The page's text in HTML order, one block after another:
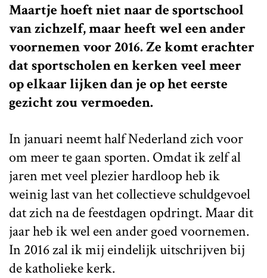
Maartje hoeft niet naar de sportschool
van zichzelf, maar heeft wel een ander
voornemen voor 2016. Ze komt erachter
dat sportscholen en kerken veel meer
op elkaar lijken dan je op het eerste
gezicht zou vermoeden.
In januari neemt half Nederland zich voor
om meer te gaan sporten. Omdat ik zelf al
jaren met veel plezier hardloop heb ik
weinig last van het collectieve schuldgevoel
dat zich na de feestdagen opdringt. Maar dit
jaar heb ik wel een ander goed voornemen.
In 2016 zal ik mij eindelijk uitschrijven bij
de katholieke kerk.